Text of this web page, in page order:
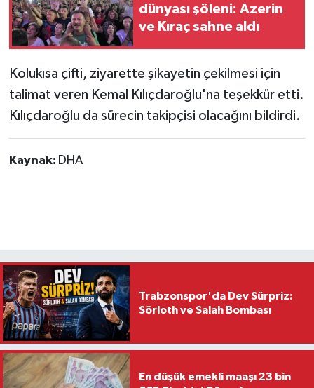
dünyası şöleni: Azerin
ve Kıraç sahne aldı
Kolukısa çifti, ziyarette şikayetin çekilmesi için
talimat veren Kemal Kılıçdaroğlu'na teşekkür etti.
Kılıçdaroğlu da sürecin takipçisi olacağını bildirdi.
Kaynak: DHA
Trabzonspor'da Dev Sürpriz:
Sörloth ve Salah Bombası
En düşük emekli maaşı 23 bin